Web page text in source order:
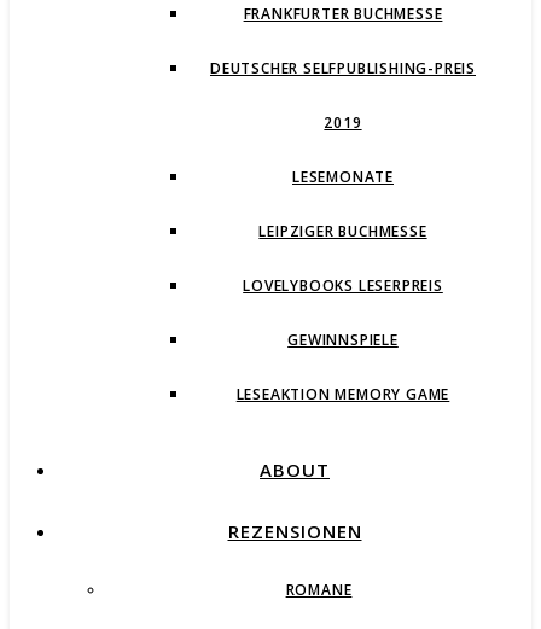
FRANKFURTER BUCHMESSE
DEUTSCHER SELFPUBLISHING-PREIS
2019
LESEMONATE
LEIPZIGER BUCHMESSE
LOVELYBOOKS LESERPREIS
GEWINNSPIELE
LESEAKTION MEMORY GAME
ABOUT
REZENSIONEN
ROMANE